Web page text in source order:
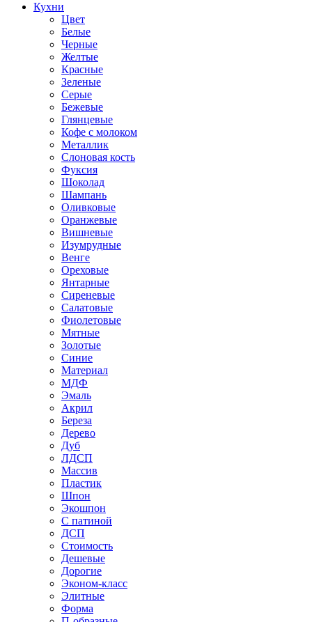
Кухни
Цвет
Белые
Черные
Желтые
Красные
Зеленые
Серые
Бежевые
Глянцевые
Кофе с молоком
Металлик
Слоновая кость
Фуксия
Шоколад
Шампань
Оливковые
Оранжевые
Вишневые
Изумрудные
Венге
Ореховые
Янтарные
Сиреневые
Салатовые
Фиолетовые
Мятные
Золотые
Синие
Материал
МДФ
Эмаль
Акрил
Береза
Дерево
Дуб
ЛДСП
Массив
Пластик
Шпон
Экошпон
С патиной
ДСП
Стоимость
Дешевые
Дорогие
Эконом-класс
Элитные
Форма